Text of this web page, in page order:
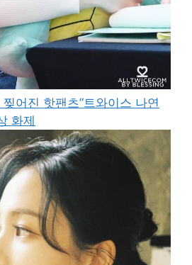
어진 핫팬츠”트와이스 나연
화제